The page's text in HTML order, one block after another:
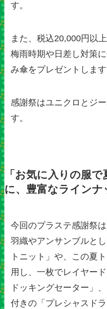
す。
また、税込20,000円以
梅雨時期や日差し対策
み傘をプレゼントします
感謝祭はユニクロとジ
す。
「お気に入りの服で
に、豊富なラインナ
今回のプラステ感謝祭
羽織やアンサンブルと
トニット」や、この夏
用し、一枚でレイヤー
ドッキングセーター」
付きの「プレシャスド